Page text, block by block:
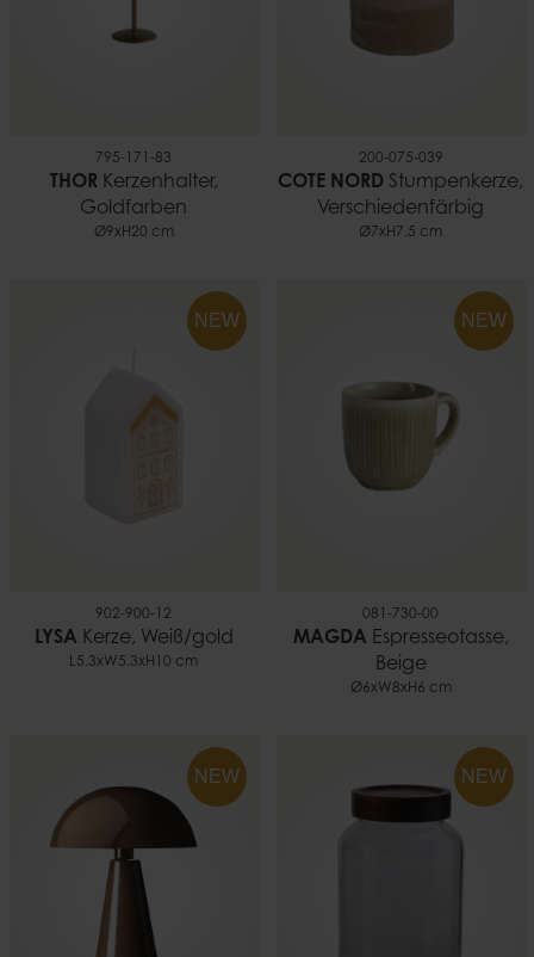
795-171-83
THORKerzenhalter,
Goldfarben
Ø9xH20 cm
200-075-039
COTE NORD Stumpenkerze,
Verschiedenfärbig
Ø7xH7.5 cm
NEW
902-900-12
LYSA Kerze, Weiß/gold
L5.3xW5.3xH10 cm
NEW
081-730-00
MAGDA Espresseotasse,
Beige
Ø6xW8xH6 cm
NEW NEW